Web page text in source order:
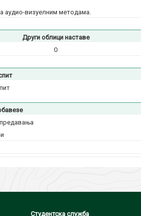
аудио-визуелним методама.
Други облици наставе
0
Студентска служба